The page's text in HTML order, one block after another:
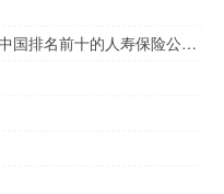
中国十大人寿保险公司排名前十（中国排名前十的人寿保险公司）